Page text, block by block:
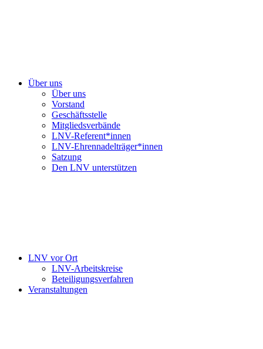
Über uns
Über uns
Vorstand
Geschäftsstelle
Mitgliedsverbände
LNV-Referent*innen
LNV-Ehrennadelträger*innen
Satzung
Den LNV unterstützen
LNV vor Ort
LNV-Arbeitskreise
Beteiligungsverfahren
Veranstaltungen